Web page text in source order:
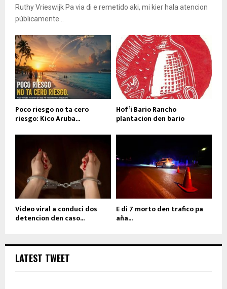
Ruthy Vrieswijk Pa via di e remetido aki, mi kier hala atencion
públicamente...
Poco riesgo no ta cero
riesgo: Kico Aruba...
Hof’i Bario Rancho
plantacion den bario
Video viral a conduci dos
detencion den caso...
E di 7 morto den trafico pa
aña...
LATEST TWEET